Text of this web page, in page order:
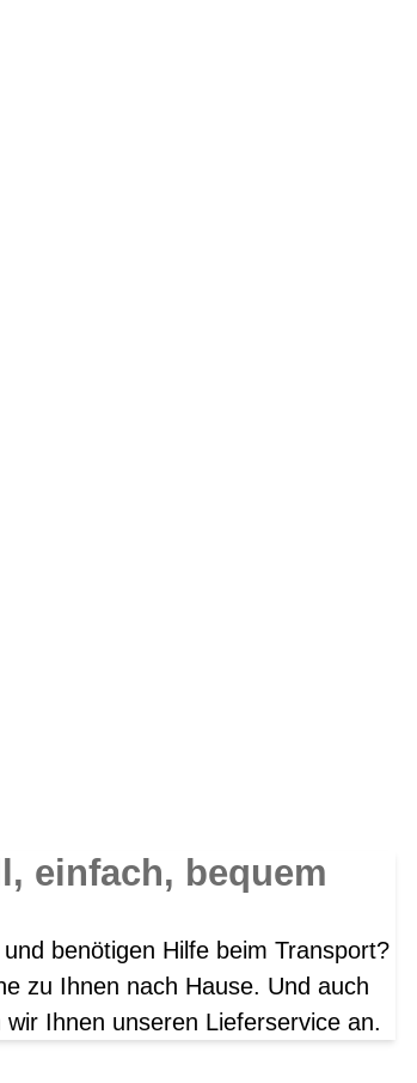
einfach, bequem
benötigen Hilfe beim Transport?
zu Ihnen nach Hause. Und auch
Ihnen unseren Lieferservice an.